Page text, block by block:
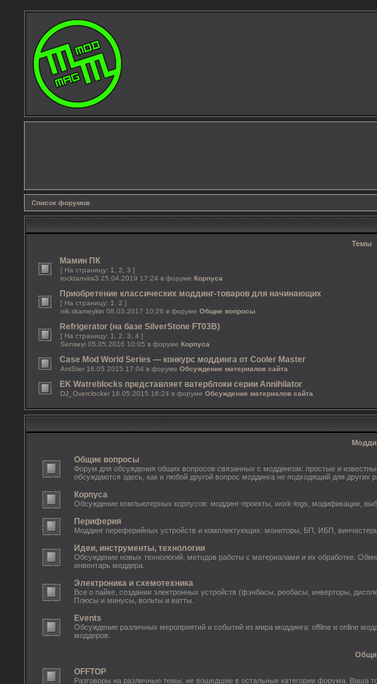
Список форумов
Темы
Мамин ПК
[ На страницу: 1 2 3 ]
rocktanvira3 25.04.2019 17:24 в форуме Корпуса
Приобретение классических моддинг-товаров для начинающих
[ На страницу: 1 2 ]
nik.skameykin 08.03.2017 10:26 в форуме Общие вопросы
Refrigerator (на базе SilverStone FT03B)
[ На страницу: 1 2 3 4 ]
Senseyi 05.05.2016 10:05 в форуме Корпуса
Case Mod World Series — конкурс моддинга от Cooler Master
AntSter 16.05.2015 17:04 в форуме Обсуждение материалов сайта
EK Watreblocks представляет ватерблоки серии Annihilator
DJ_Overclocker 16.05.2015 16:24 в форуме Обсуждение материалов сайта
Общие вопросы
Форум для обсуждения общих вопросов связанных с моддингом: простые и
обсуждаются здесь, как и любой другой вопрос моддинга не подходящий для других
Корпуса
Обсуждение компьютерных корпусов: моддинг-проекты, work-logs, модификации,
Периферия
Моддинг переферийных устройств и комплектующих: мониторы, БП, ИБП,
Идеи, инструменты, технологии
Обсуждение новых технологий, методов работы с материалами и их обработке.
инвентарь моддера.
Электроника и схемотехника
Все о пайке, создании электронных устройств (фэнбасы, реобасы, инверторы,
Плюсы и минусы, вольты и ватты.
Events
Обсуждение различных мероприятий и событий из мира моддинга: offline и online
моддеров.
OFFTOP
Разговоры на различные темы, не вошедшие в остальные категории форума. Ваша